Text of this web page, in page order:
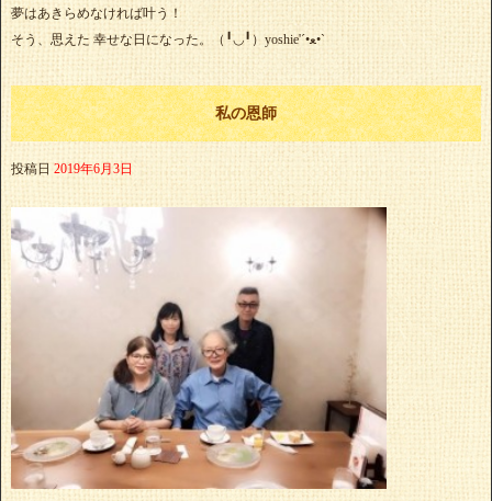
夢はあきらめなければ叶う！
そう、思えた 幸せな日になった。（╹◡╹）yoshie'‎´•ﻌ•`
私の恩師
投稿日 2019年6月3日